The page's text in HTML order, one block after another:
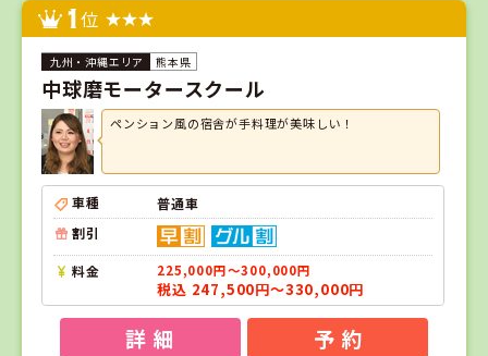
1位
熊本県
中球磨モータースクール
ペンション風の宿舎が手料理が美味しい！
車種
普通車
割引
料金 225,000円～300,000円
税込 247,500円～330,000円
詳 細 予 約